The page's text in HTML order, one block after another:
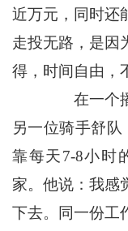
近万元，同时还
走投无路，是因
得，时间自由，
在一个播客
另一位骑手舒队
靠每天7-8小时
家。他说：我感
下去。同一份工